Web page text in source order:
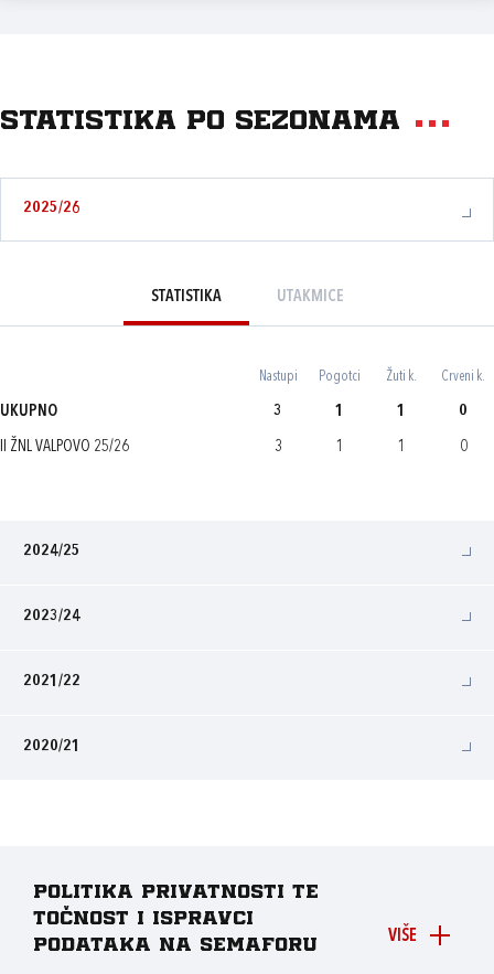
Statistika po sezonama
2025/26
STATISTIKA UTAKMICE
Nastupi Pogotci Žuti k. Crveni k.
UKUPNO 3 1 1 0
II ŽNL VALPOVO 25/26 3 1 1 0
2024/25
2023/24
2021/22
2020/21
VIŠE
Politika privatnosti te
točnost i ispravci
podataka na Semaforu